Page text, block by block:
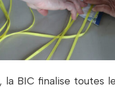
BIC finalise toutes